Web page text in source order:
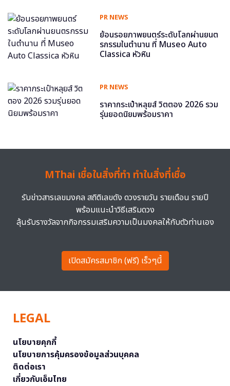
PR NEWS
ย้อนรอยภาพยนตร์ระดับโลกผ่านยนต
รกรรมในตำนาน ที่ Museo Auto
Classica หัวหิน
PR NEWS
ราคากระเป๋าหลุยส์ วิตตอง 2026 รวม
รุ่นยอดนิยมพร้อมราคา
MThai เชื่อในสิ่งที่ทำ ทำในสิ่งที่เชื่อ
รับข่าวสารเลขมงคล สถิติเลขดัง ดวงรายวัน รายเดือน รายปี
พร้อมแนะนำวิธีเสริมดวง
ลุ้นรับรางวัลจากกิจกรรมเสริมความเป็นมงคลให้กับตัวท่านเอง
เปิดสมัครสมาชิก (ฟรี) เร็วๆนี้
LEGAL
นโยบายคุกกี้
นโยบายการคุ้มครองข้อมูลส่วนบุคคล
ติดต่อเรา
เกี่ยวกับเอ็มไทย